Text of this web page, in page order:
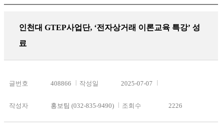
인천대 GTEP사업단, ‘전자상거래 이론교육 특강’ 성
료
글번호 408866 작성일 2025-07-07
작성자 홍보팀 (032-835-9490) 조회수 2226